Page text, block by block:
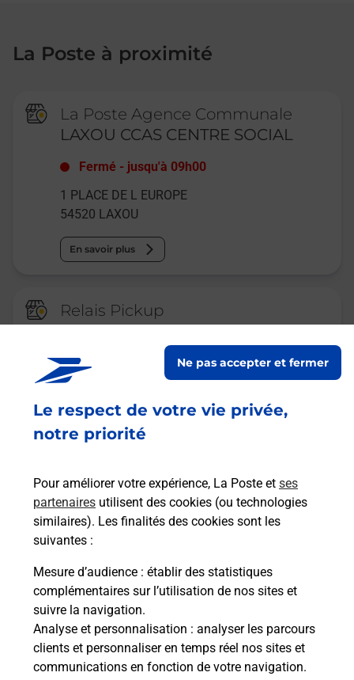
Le respect de votre vie privée,
notre priorité
Pour améliorer votre expérience, La Poste et ses
partenaires utilisent des cookies (ou technologies
similaires). Les finalités des cookies sont les
suivantes :
Mesure d’audience : établir des statistiques
complémentaires sur l’utilisation de nos sites et
suivre la navigation.
Analyse et personnalisation : analyser les parcours
clients et personnaliser en temps réel nos sites et
communications en fonction de votre navigation.
Ne pas accepter et fermer
La Poste à proximité
La Poste Agence Communale
LAXOU CCAS CENTRE SOCIAL
Fermé - jusqu'à 09h00
1 PLACE DE L EUROPE
54520 LAXOU
En savoir plus
Relais Pickup
CONSIGNE LAV ECO VILLERS LES
jusqu'à 07h00
59 BOULEVARD DU MARECHAL FOCH
54600 VILLERS LES NANCY
Malin !
La Poste
en ligne
Ouvert 24h/24
En savoir plus